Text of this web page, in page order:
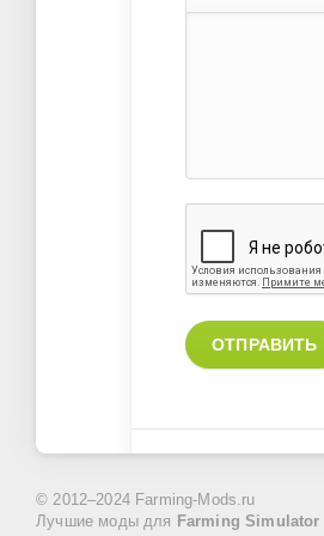
ОТПРАВИТЬ
© 2012–2024 Farming-Mods.ru
Лучшие моды для
Farming Simulator